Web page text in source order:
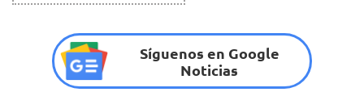
Síguenos en Google
Noticias